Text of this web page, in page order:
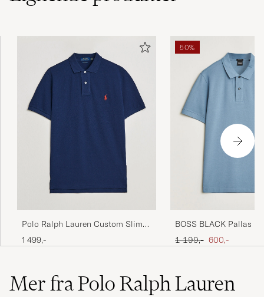
Polo Ralph Lauren Custom Slim
Fit Polo Newport Navy
1 499,-
50%
BOSS BLACK Pallas
Blue
Ordinær pris
1 199,- Nedsatt pris
600,-
Mer fra Polo Ralph Lauren